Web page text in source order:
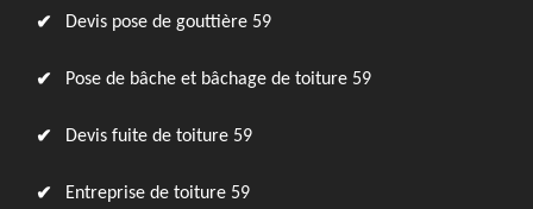
Devis pose de gouttière 59
Pose de bâche et bâchage de toiture 59
Devis fuite de toiture 59
Entreprise de toiture 59